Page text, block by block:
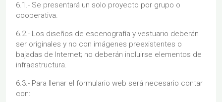
6.1.- Se presentará un solo proyecto por grupo o
cooperativa.
6.2.- Los diseños de escenografía y vestuario deberán
ser originales y no con imágenes preexistentes o
bajadas de Internet; no deberán incluirse elementos de
infraestructura.
6.3.- Para llenar el formulario web será necesario contar
con: